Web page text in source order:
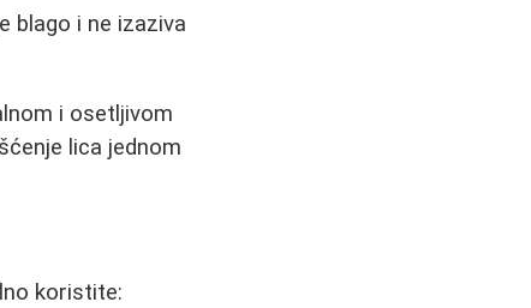
blago i ne izaziva
i osetljivom
lica jednom
koristite: